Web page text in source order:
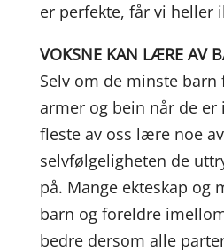
er perfekte, får vi heller
VOKSNE KAN LÆRE AV
Selv om de minste
armer og bein når de er
fleste av oss lære noe
selvfølgeligheten de
på. Mange ekteskap og
barn og foreldre
bedre dersom alle